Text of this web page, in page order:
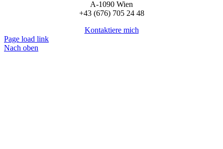
A-1090 Wien
+43 (676) 705 24 48
Kontaktiere mich
Page load link
Nach oben